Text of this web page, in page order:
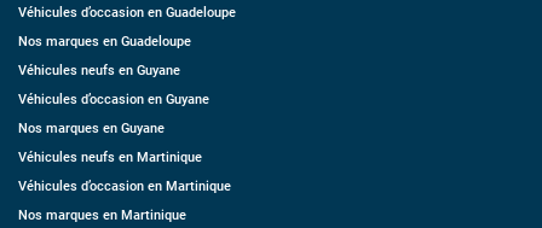
Véhicules d’occasion en Guadeloupe
Nos marques en Guadeloupe
Véhicules neufs en Guyane
Véhicules d’occasion en Guyane
Nos marques en Guyane
Véhicules neufs en Martinique
Véhicules d’occasion en Martinique
Nos marques en Martinique